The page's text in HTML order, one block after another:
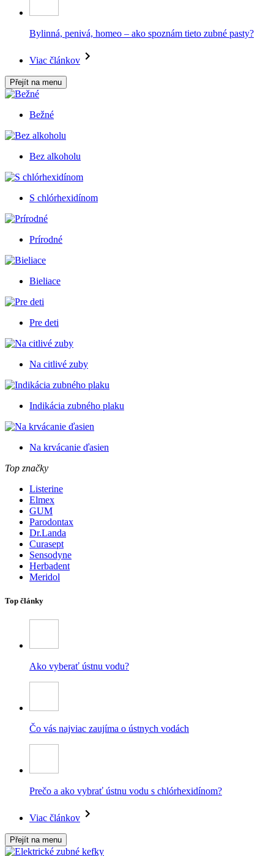
Bylinná, penivá, homeo – ako spoznám tieto zubné pasty?
Viac článkov
Přejít na menu
Bežné
Bez alkoholu
S chlórhexidínom
Prírodné
Bieliace
Pre deti
Na citlivé zuby
Indikácia zubného plaku
Na krvácanie ďasien
Top značky
Listerine
Elmex
GUM
Parodontax
Dr.Landa
Curasept
Sensodyne
Herbadent
Meridol
Top články
Ako vyberať ústnu vodu?
Čo vás najviac zaujíma o ústnych vodách
Prečo a ako vybrať ústnu vodu s chlórhexidínom?
Viac článkov
Přejít na menu